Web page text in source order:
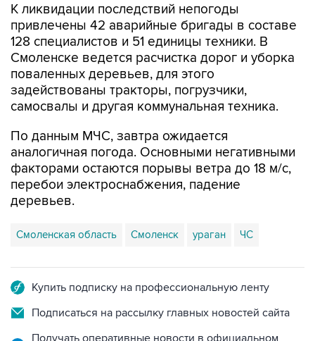
К ликвидации последствий непогоды
привлечены 42 аварийные бригады в составе
128 специалистов и 51 единицы техники. В
Смоленске ведется расчистка дорог и уборка
поваленных деревьев, для этого
задействованы тракторы, погрузчики,
самосвалы и другая коммунальная техника.
По данным МЧС, завтра ожидается
аналогичная погода. Основными негативными
факторами остаются порывы ветра до 18 м/с,
перебои электроснабжения, падение
деревьев.
Смоленская область Смоленск ураган ЧС
Купить подписку на профессиональную ленту
Подписаться на рассылку главных новостей сайта
Получать оперативные новости в официальном